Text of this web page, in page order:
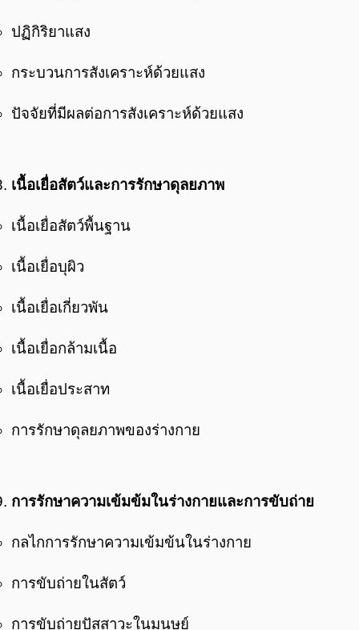
ปฏิกิริยาแสง
กระบวนการสังเคราะห์ด้วยแสง
ปัจจัยที่มีผลต่อการสังเคราะห์ด้วยแสง
เนื้อเยื่อสัตว์และการรักษาดุลยภาพ
เนื้อเยื่อสัตว์พื้นฐาน
เนื้อเยื่อบุผิว
เนื้อเยื่อเกี่ยวพัน
เนื้อเยื่อกล้ามเนื้อ
เนื้อเยื่อประสาท
การรักษาดุลยภาพของร่างกาย
การรักษาความเข้มข้มในร่างกายและการขับถ่าย
กลไกการรักษาความเข้มข้นในร่างกาย
การขับถ่ายในสัตว์
การขับถ่ายปัสสาวะในมนุษย์